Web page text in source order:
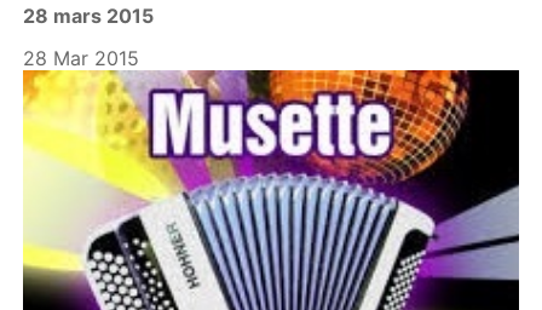
a
y
28 mars 2015
28 Mar 2015